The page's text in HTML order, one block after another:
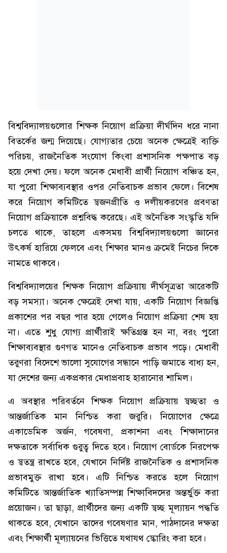
বিশ্ববিদ্যালয়গুলোর শিক্ষক নিয়োগ প্রক্রিয়া দীর্ঘদিন ধরে নানা
বিতর্কের জন্ম দিয়েছে। যোগ্যতার চেয়ে অনেক ক্ষেত্রেই ব্যক্তি
পরিচয়, রাজনৈতিক সংযোগ কিংবা প্রশাসনিক পক্ষপাত বড়
হয়ে দেখা দেয়। ফলে অনেক মেধাবী প্রার্থী নিয়োগ বঞ্চিত হন,
যা পুরো শিক্ষাব্যবস্থার ওপর নেতিবাচক প্রভাব ফেলে। বিশেষ
করে নিয়োগ কমিটিতে স্বজনপ্রীতি ও দলীয়করণের প্রবণতা
নিয়োগ প্রক্রিয়াকে প্রশ্নবিদ্ধ করেছে। এই অনৈতিক সংস্কৃতি যদি
চলতে থাকে, তাহলে একসময় বিশ্ববিদ্যালয়গুলো জ্ঞানের
উৎকর্ষ হারিয়ে ফেলবে এবং শিক্ষার মানও ক্রমেই নিচের দিকে
নামতে থাকবে।
বিশ্ববিদ্যালয়ের শিক্ষক নিয়োগ প্রক্রিয়ায় দীর্ঘসূত্রতা আরেকটি
বড় সমস্যা। অনেক ক্ষেত্রেই দেখা যায়, একটি নিয়োগ বিজ্ঞপ্তি
প্রকাশের পর বছর পার হয়ে গেলেও নিয়োগ প্রক্রিয়া শেষ হয়
না। এতে শুধু যোগ্য প্রার্থীরাই ক্ষতিগ্রস্ত হন না, বরং পুরো
শিক্ষাব্যবস্থার গুণগত মানেও নেতিবাচক প্রভাব পড়ে। মেধাবী
তরুণরা বিদেশে ভালো সুযোগের সন্ধানে পাড়ি জমাতে বাধ্য হন,
যা দেশের জন্য একপ্রকার মেধাপ্রবাহ হারানোর শামিল।
এ অবস্থার পরিবর্তনে শিক্ষক নিয়োগ প্রক্রিয়ায় স্বচ্ছতা ও
আন্তর্জাতিক মান নিশ্চিত করা জরুরি। নিয়োগের ক্ষেত্রে
একাডেমিক অর্জন, গবেষণা, প্রকাশনা এবং শিক্ষাদানের
দক্ষতাকে সর্বাধিক গুরুত্ব দিতে হবে। নিয়োগ বোর্ডকে নিরপেক্ষ
ও স্বতন্ত্র রাখতে হবে, যেখানে নির্দিষ্ট রাজনৈতিক ও প্রশাসনিক
প্রভাবমুক্ত রাখা হবে। এটি নিশ্চিত করতে হলে নিয়োগ
কমিটিতে আন্তর্জাতিক খ্যাতিসম্পন্ন শিক্ষাবিদদের অন্তর্ভুক্ত করা
প্রয়োজন। তা ছাড়া, প্রার্থীদের জন্য একটি স্বচ্ছ মূল্যায়ন পদ্ধতি
থাকতে হবে, যেখানে তাদের গবেষণার মান, পাঠদানের দক্ষতা
এবং শিক্ষার্থী মূল্যায়নের ভিত্তিতে যথাযথ স্কোরিং করা হবে।